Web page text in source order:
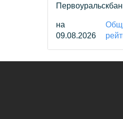
на
09.08.2026